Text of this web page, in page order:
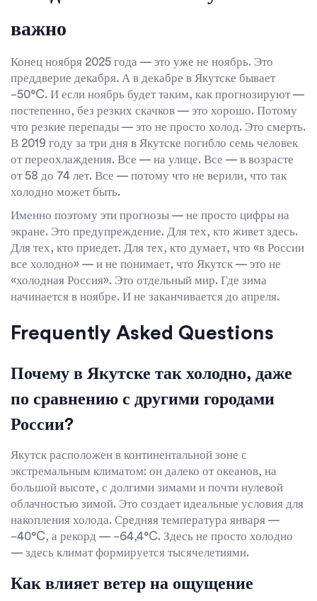
важно
Конец ноября 2025 года — это уже не ноябрь. Это
преддверие декабря. А в декабре в Якутске бывает
−50°C. И если ноябрь будет таким, как прогнозируют —
постепенно, без резких скачков — это хорошо. Потому
что резкие перепады — это не просто холод. Это смерть.
В 2019 году за три дня в Якутске погибло семь человек
от переохлаждения. Все — на улице. Все — в возрасте
от 58 до 74 лет. Все — потому что не верили, что так
холодно может быть.
Именно поэтому эти прогнозы — не просто цифры на
экране. Это предупреждение. Для тех, кто живет здесь.
Для тех, кто приедет. Для тех, кто думает, что «в России
все холодно» — и не понимает, что Якутск — это не
«холодная Россия». Это отдельный мир. Где зима
начинается в ноябре. И не заканчивается до апреля.
Frequently Asked Questions
Почему в Якутске так холодно, даже
по сравнению с другими городами
России?
Якутск расположен в континентальной зоне с
экстремальным климатом: он далеко от океанов, на
большой высоте, с долгими зимами и почти нулевой
облачностью зимой. Это создает идеальные условия для
накопления холода. Средняя температура января —
−40°C, а рекорд — −64,4°C. Здесь не просто холодно
— здесь климат формируется тысячелетиями.
Как влияет ветер на ощущение